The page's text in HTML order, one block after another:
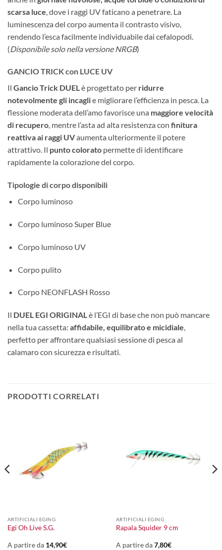
scarsa luce , dove i raggi UV faticano a penetrare. La
luminescenza del corpo aumenta il contrasto visivo,
rendendo l’esca facilmente individuabile dai cefalopodi.
(Disponibile solo nella versione NRGB)
GANCIO TRICK con LUCE UV
Il Gancio Trick DUELè progettato per ridurre
notevolmente gli incaglie migliorare l’efficienza in pesca. La
flessione moderata dell’amo favorisce una maggiore velocità
di recupero, mentre l’asta ad alta resistenza con finitura
reattiva ai raggi UVaumenta ulteriormente il potere
attrattivo. Il punto colorato permette di identificare
rapidamente la colorazione del corpo.
Tipologie di corpo disponibili
Corpo luminoso
Corpo luminoso Super Blue
Corpo luminoso UV
Corpo pulito
Corpo NEONFLASH Rosso
Il DUEL EGI ORIGINALè l’EGI di base che non può mancare
nella tua cassetta: affidabile, equilibrato e micidiale,
perfetto per affrontare qualsiasi sessione di pesca al
calamaro con sicurezza e risultati.
PRODOTTI CORRELATI
ARTIFICIALI EGING
Egi Oh Live S.G.
A partire da 14,90€
ARTIFICIALI EGING
Rapala Squider 9 cm
A partire da7,80€